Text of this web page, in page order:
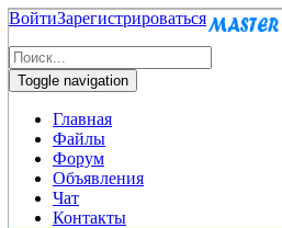
ВойтиЗарегистрироваться
Toggle navigation
Главная
Файлы
Форум
Объявления
Чат
Контакты